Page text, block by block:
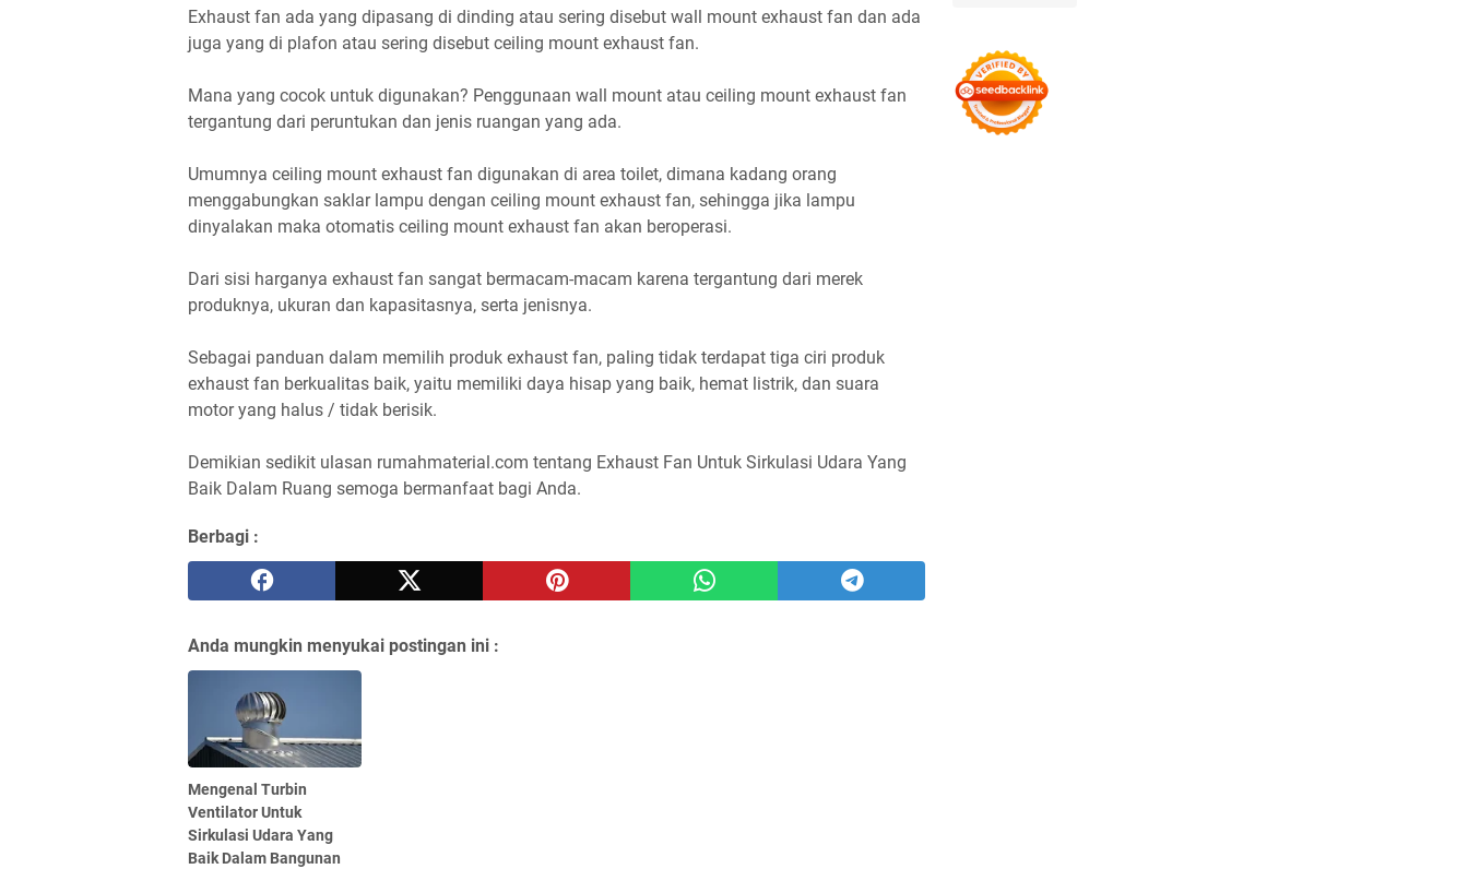
Exhaust fan ada yang dipasang di dinding atau sering disebut wall mount exhaust fan dan ada
juga yang di plafon atau sering disebut ceiling mount exhaust fan.
Mana yang cocok untuk digunakan? Penggunaan wall mount atau ceiling mount exhaust fan
tergantung dari peruntukan dan jenis ruangan yang ada.
Umumnya ceiling mount exhaust fan digunakan di area toilet, dimana kadang orang
menggabungkan saklar lampu dengan ceiling mount exhaust fan, sehingga jika lampu
dinyalakan maka otomatis ceiling mount exhaust fan akan beroperasi.
Dari sisi harganya exhaust fan sangat bermacam-macam karena tergantung dari merek
produknya, ukuran dan kapasitasnya, serta jenisnya.
Sebagai panduan dalam memilih produk exhaust fan, paling tidak terdapat tiga ciri produk
exhaust fan berkualitas baik, yaitu memiliki daya hisap yang baik, hemat listrik, dan suara
motor yang halus / tidak berisik.
Demikian sedikit ulasan rumahmaterial.com tentang Exhaust Fan Untuk Sirkulasi Udara Yang
Baik Dalam Ruang semoga bermanfaat bagi Anda.
Berbagi :
Anda mungkin menyukai postingan ini :
Mengenal Turbin
Ventilator Untuk
Sirkulasi Udara Yang
Baik Dalam Bangunan